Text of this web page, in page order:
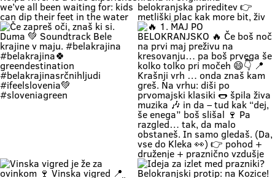
plan: kopalke ✔️ brisača ✔️ hladna
pijača ✔️ DARS drama ❌ 📍 Bela
krajina kliče. Pa ne po troblji. 😏
#BelaKrajina #Kolpa
#SloveniaOutdoor #FeelSlovenia
#Poletje Roadtrip Narava Kopanje
WeekendMood HiddenGem
SloveniaGreen
🌊 Weekend = time to completely
unwind and relax by the Kolpa
River. 😍 Imagine this: you’re lying
on a soft green bank right by the
water, listening to the birds sing
and soaking up the authentic
warmth of Bela Krajina, completely
forgetting your phone exists for
the entire afternoon. 🌿 Relaxing
by the Kolpa River is a true
Weather: a hot weekend is on the
way 👉 Time: warm May days (the
“Ne bom več, hvala, grem domov.”
… ni še nikdar noben Belokranjc
reku! 🍷😄 Ker na Vinski vigredi
Beli krajini se zmerej še malo
ostane. Ker srečaš kolega, ki ga
nisi vidu že 5 let, pa muzika je fina,
pa vino je vrhunsko! 👉 vino
najboljših belokranjskih vinarjev
👉 Vinski plac z vodenimi
degustacijami 👉 muzika, hrana in
originalna belokranjska prireditev
👉 metliški plac kak more bit, živ
in poln Če hočeš doživet Belo
krajino takšno, kot je zares —
prideš na Vigred. Za en večer.
Ostaneš pa še malo dlje. 😌🍇 Se
vidimo v Metliki! 🎥 Zavod za
turizem, kulturo, šport in mladino
Metlika #belakrajina #vinskavigred
Če zapreš oči, znaš ki si. Duma 💚
Soundtrack Bele krajine v maju.
🔥 1. MAJ PO BELOKRANJSKO 🔥
Če boš noč na prvi maj preživu na